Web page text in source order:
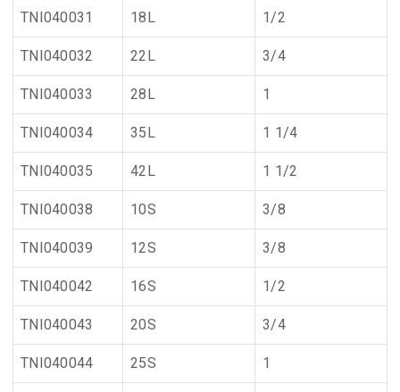
TNI040031 18L 1/2
TNI040032 22L 3/4
TNI040033 28L 1
TNI040034 35L 1 1/4
TNI040035 42L 1 1/2
TNI040038 10S 3/8
TNI040039 12S 3/8
TNI040042 16S 1/2
TNI040043 20S 3/4
TNI040044 25S 1